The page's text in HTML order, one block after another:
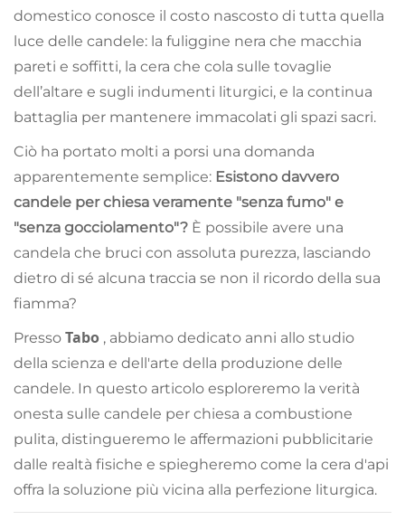
domestico conosce il costo nascosto di tutta quella
luce delle candele: la fuliggine nera che macchia
pareti e soffitti, la cera che cola sulle tovaglie
dell’altare e sugli indumenti liturgici, e la continua
battaglia per mantenere immacolati gli spazi sacri.
Ciò ha portato molti a porsi una domanda
apparentemente semplice: Esistono davvero
candele per chiesa veramente "senza fumo" e
"senza gocciolamento"? È possibile avere una
candela che bruci con assoluta purezza, lasciando
dietro di sé alcuna traccia se non il ricordo della sua
fiamma?
Presso Tabo , abbiamo dedicato anni allo studio
della scienza e dell'arte della produzione delle
candele. In questo articolo esploreremo la verità
onesta sulle candele per chiesa a combustione
pulita, distingueremo le affermazioni pubblicitarie
dalle realtà fisiche e spiegheremo come la cera d'api
offra la soluzione più vicina alla perfezione liturgica.